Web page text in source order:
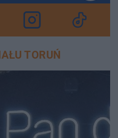
TORUŃ